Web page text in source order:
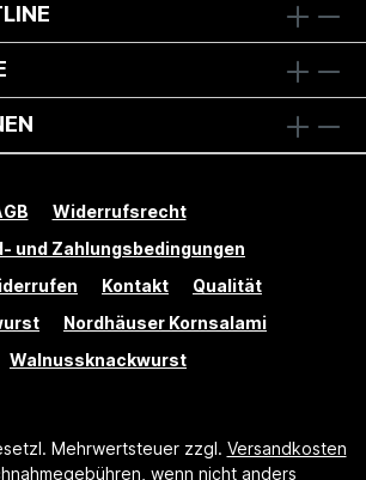
Widerrufsrecht
und Zahlungsbedingungen
Kontakt
Qualität
Nordhäuser Kornsalami
Walnussknackwurst
Mehrwertsteuer zzgl. Versandkosten
wenn nicht anders